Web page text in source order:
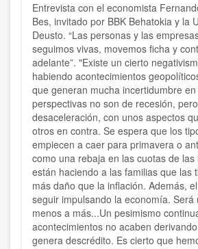
Entrevista con el economista
Bes, invitado por BBK Behatokia y la
Deusto. “Las personas y las
seguimos vivas, movemos ficha y
adelante”. "Existe un cierto
habiendo acontecimientos
que generan mucha incertidumbre
perspectivas no son de recesión,
desaceleración, con unos aspectos
otros en contra. Se espera que los
empiecen a caer para primavera o
como una rebaja en las cuotas de
están haciendo a las familias que las
más daño que la inflación. Además,
seguir impulsando la economía.
menos a más...Un pesimismo
acontecimientos no acaben
genera descrédito. Es cierto que